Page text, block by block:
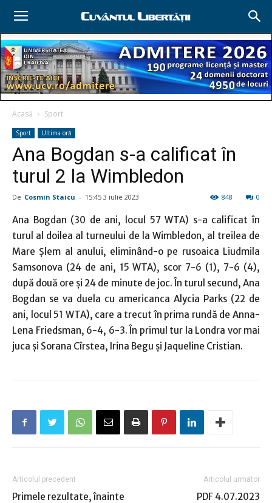
Acasă Sport
Sport Ultima oră
Ana Bogdan s-a calificat în
turul 2 la Wimbledon
De Cosmin Staicu - 15:45 3 iulie 2023 0
848
Ana Bogdan (30 de ani, locul 57 WTA) s-a calificat în
turul al doilea al turneului de la Wimbledon, al treilea de
Mare Şlem al anului, eliminând-o pe rusoaica Liudmila
Samsonova (24 de ani, 15 WTA), scor 7-6 (1), 7-6 (4),
după două ore și 24 de minute de joc. În turul secund, Ana
Bogdan se va duela cu americanca Alycia Parks (22 de
ani, locul 51 WTA), care a trecut în prima rundă de Anna-
Lena Friedsman, 6-4, 6-3. În primul tur la Londra vor mai
juca şi Sorana Cîrstea, Irina Begu și Jaqueline Cristian.
Articolul precedent
Primele rezultate, înainte
Articolul următor
PDF 4.07.2023